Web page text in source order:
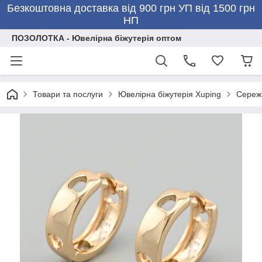
Безкоштовна доставка від 900 грн УП від 1500 грн
НП
ПОЗОЛОТКА - Ювелірна біжутерія оптом
Товари та послуги Ювелірна біжутерія Xuping